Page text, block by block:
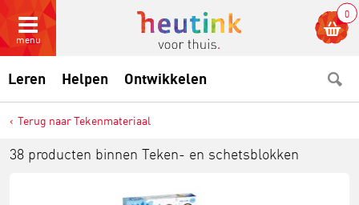
menu
0
Leren Helpen Ontwikkelen
Terug naar Tekenmateriaal
38 producten binnen Teken- en schetsblokken